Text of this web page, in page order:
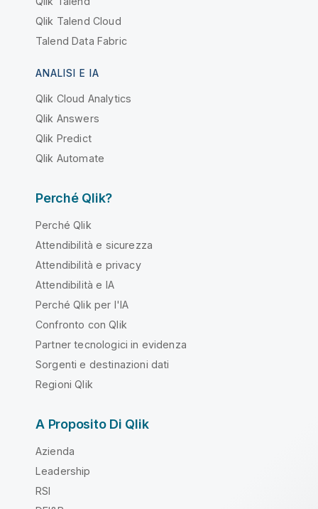
Qlik Talend Cloud
Talend Data Fabric
ANALISI E IA
Qlik Cloud Analytics
Qlik Answers
Qlik Predict
Qlik Automate
Perché Qlik?
Perché Qlik
Attendibilità e sicurezza
Attendibilità e privacy
Attendibilità e IA
Perché Qlik per l'IA
Confronto con Qlik
Partner tecnologici in evidenza
Sorgenti e destinazioni dati
Regioni Qlik
A Proposito Di Qlik
Azienda
Leadership
RSI